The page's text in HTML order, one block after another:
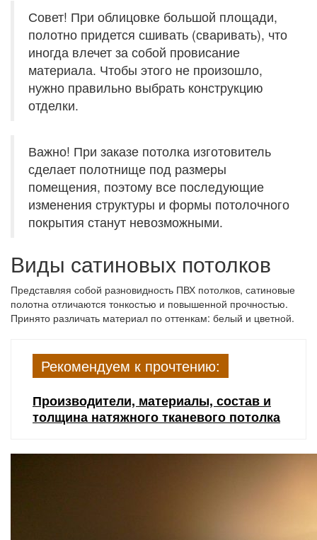
Совет! При облицовке большой площади,
полотно придется сшивать (сваривать), что
иногда влечет за собой провисание
материала. Чтобы этого не произошло,
нужно правильно выбрать конструкцию
отделки.
Важно! При заказе потолка изготовитель
сделает полотнище под размеры
помещения, поэтому все последующие
изменения структуры и формы потолочного
покрытия станут невозможными.
Виды сатиновых потолков
Представляя собой разновидность ПВХ потолков, сатиновые
полотна отличаются тонкостью и повышенной прочностью.
Принято различать материал по оттенкам: белый и цветной.
Рекомендуем к прочтению:
Производители, материалы, состав и
толщина натяжного тканевого потолка